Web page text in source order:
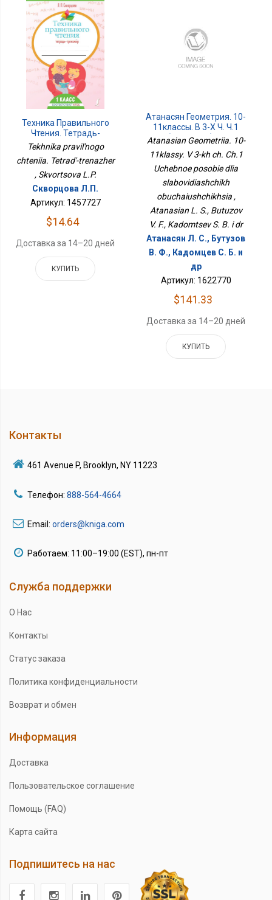
Техника Правильного
Чтения. Тетрадь-
Тренажёр
Tekhnika pravil'nogo
chteniia. Tetrad'-trenazher
, Skvortsova L.P.
Скворцова Л.П.
Артикул: 1457727
$14.64
Доставка за 14–20 дней
КУПИТЬ
Атанасян Геометрия. 10-
11классы. В 3-Х Ч. Ч.1
Учебное Пособие Для
Обучающихся
Atanasian Geometriia. 10-
11klassy. V 3-kh ch. Ch.1
Uchebnoe posobie dlia
slabovidiashchikh
obuchaiushchikhsia ,
Atanasian L. S., Butuzov
V. F., Kadomtsev S. B. i dr
Атанасян Л. С., Бутузов
В. Ф., Кадомцев С. Б. и
др
Артикул: 1622770
$141.33
Доставка за 14–20 дней
КУПИТЬ
Контакты
461 Avenue P, Brooklyn, NY 11223
Телефон: 888-564-4664
Email: orders@kniga.com
Работаем: 11:00–19:00 (EST), пн-пт
Служба поддержки
О Нас
Контакты
Статус заказа
Политика конфиденциальности
Возврат и обмен
Информация
Доставка
Пользовательское соглашение
Помощь (FAQ)
Карта сайта
Подпишитесь на нас